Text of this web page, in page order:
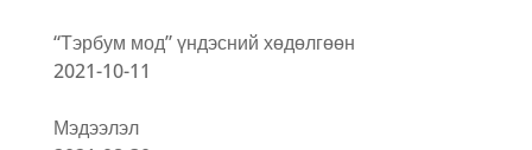
“Тэрбум мод” үндэсний хөдөлгөөн
2021-10-11
Мэдээлэл